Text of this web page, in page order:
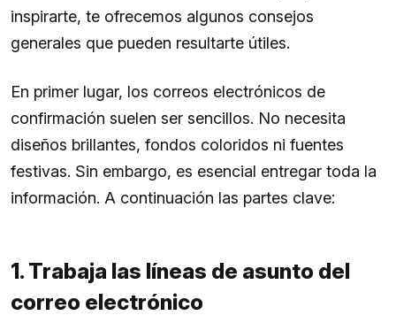
inspirarte, te ofrecemos algunos consejos
generales que pueden resultarte útiles.
En primer lugar, los correos electrónicos de
confirmación suelen ser sencillos. No necesita
diseños brillantes, fondos coloridos ni fuentes
festivas. Sin embargo, es esencial entregar toda la
información. A continuación las partes clave:
1. Trabaja las líneas de asunto del
correo electrónico